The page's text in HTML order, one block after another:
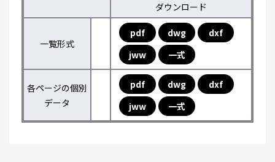
ダウンロード
一覧形式
pdf dwg
dxf
jww
一式
各ページの個別
データ
pdf dwg
dxf
jww
一式